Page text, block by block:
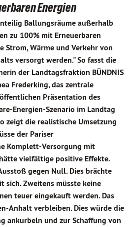
Energien
Ballungsräume außerhalb
zu 100% mit Erneuerbaren
Strom, Wärme und Verkehr von
versorgt werden." So fasst die
der Landtagsfraktion BÜNDNIS
Frederking, das zentrale
Präsentation des
Energien-Szenario im Landtag
zeigt die realistische Umsetzung
der Pariser
Komplett-Versorgung mit
vielfältige positive Effekte.
gegen Null. Dies brächte
sich. Zweitens müsste keine
teuer eingekauft werden. Das
Anhalt verbleiben. Dies würde die
ankurbeln und zur Schaffung von